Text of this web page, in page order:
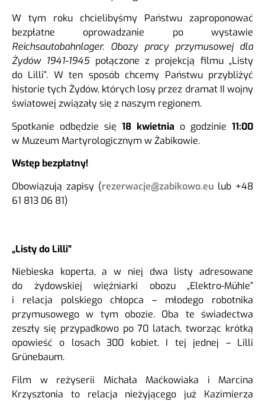
W tym roku chcielibyśmy Państwu zaproponować
bezpłatne oprowadzanie po wystawie
Reichsautobahnlager. Obozy pracy przymusowej dla
Żydów 1941-1945 połączone z projekcją filmu „Listy
do Lilli”. W ten sposób chcemy Państwu przybliżyć
historie tych Żydów, których losy przez dramat II wojny
światowej związały się z naszym regionem.
Spotkanie odbędzie się 18 kwietnia o godzinie 11:00
w Muzeum Martyrologicznym w Żabikowie.
Wstęp bezpłatny!
Obowiązują zapisy (rezerwacje@zabikowo.eu lub +48
61 813 06 81)
„Listy do Lilli”
Niebieska koperta, a w niej dwa listy adresowane
do żydowskiej więźniarki obozu „Elektro-MühIe”
i relacja polskiego chłopca – młodego robotnika
przymusowego w tym obozie. Oba te świadectwa
zeszły się przypadkowo po 70 latach, tworząc krótką
opowieść o losach 300 kobiet. I tej jednej – Lilli
Grünebaum.
Film w reżyserii Michała Maćkowiaka i Marcina
Krzysztonia to relacja nieżyjącego już Kazimierza